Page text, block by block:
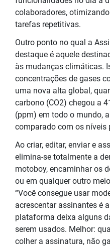
colaboradores,
tarefas repetitivas.
Outro ponto no qual a
destaque é aquele
às mudanças climáticas.
concentrações de gases
uma nova alta global,
carbono (CO2) chegou a
(ppm) em todo o mundo,
comparado com os níveis
Ao criar, editar, enviar e
elimina-se totalmente a
motoboy, encaminhar os
ou em qualquer outro
“Você consegue usar
acrescentar assinantes é
plataforma deixa alguns
serem usados. Melhor:
colher a assinatura, não